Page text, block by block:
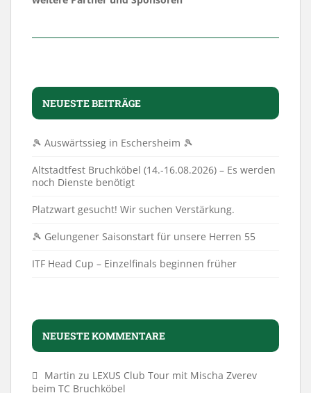
NEUESTE BEITRÄGE
🎾 Auswärtssieg in Eschersheim 🎾
Altstadtfest Bruchköbel (14.-16.08.2026) – Es werden
noch Dienste benötigt
Platzwart gesucht! Wir suchen Verstärkung.
🎾 Gelungener Saisonstart für unsere Herren 55
ITF Head Cup – Einzelfinals beginnen früher
NEUESTE KOMMENTARE
Martin zu LEXUS Club Tour mit Mischa Zverev
beim TC Bruchköbel